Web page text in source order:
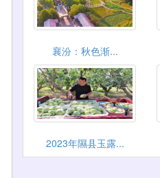
襄汾：秋色渐...
2023年隰县玉露...